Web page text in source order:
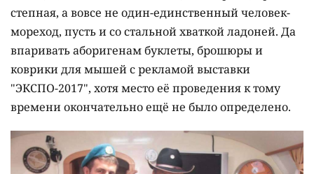
степная, а вовсе не один-единственный человек-
мореход, пусть и со стальной хваткой ладоней. Да
впаривать аборигенам буклеты, брошюры и
коврики для мышей с рекламой выставки
"ЭКСПО-2017", хотя место её проведения к тому
времени окончательно ещё не было определено.